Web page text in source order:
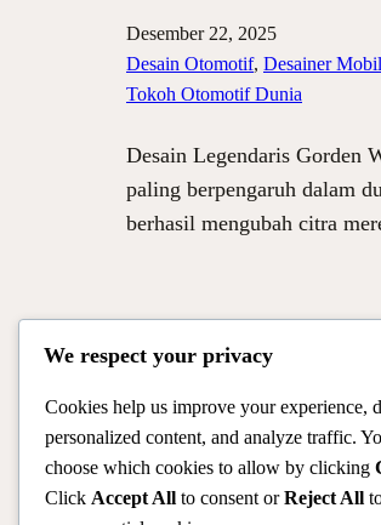
Desember 22, 2025
Desain Otomotif, Desainer
Tokoh Otomotif Dunia
Desain Legendaris Gorden
paling berpengaruh dalam
berhasil mengubah citra
We respect your privacy
Cookies help us improve your experience,
personalized content, and analyze traffic.
choose which cookies to allow by clicking
Click Accept All to consent orReject All